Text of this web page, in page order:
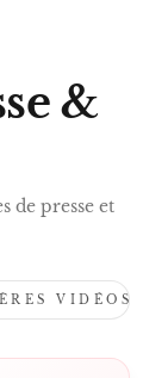
&
de presse et
VIDÉOS •